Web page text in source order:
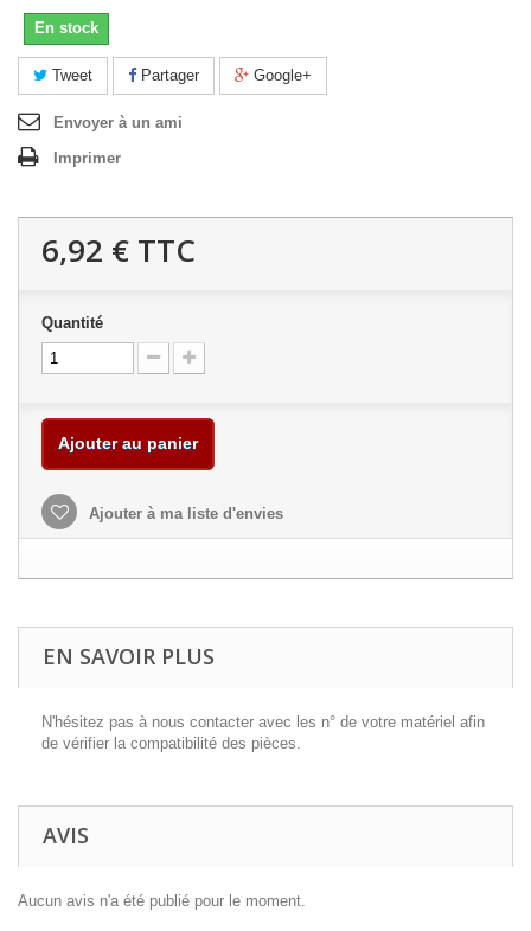
En stock
Tweet Partager Google+
Envoyer à un ami
Imprimer
6,92 € TTC
Quantité
Ajouter au panier
Ajouter à ma liste d'envies
EN SAVOIR PLUS
N'hésitez pas à nous contacter avec les n° de votre matériel afin
de vérifier la compatibilité des pièces.
AVIS
Aucun avis n'a été publié pour le moment.